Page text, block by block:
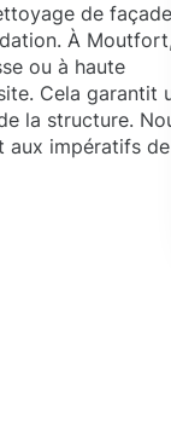
de façade
À Moutfort,
ou à haute
Cela garantit
la structure.
aux impératifs de